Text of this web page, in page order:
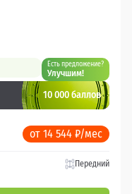
Есть предложение?
Улучшим!
10 000 баллов
от 14 544 ₽/мес
Передний